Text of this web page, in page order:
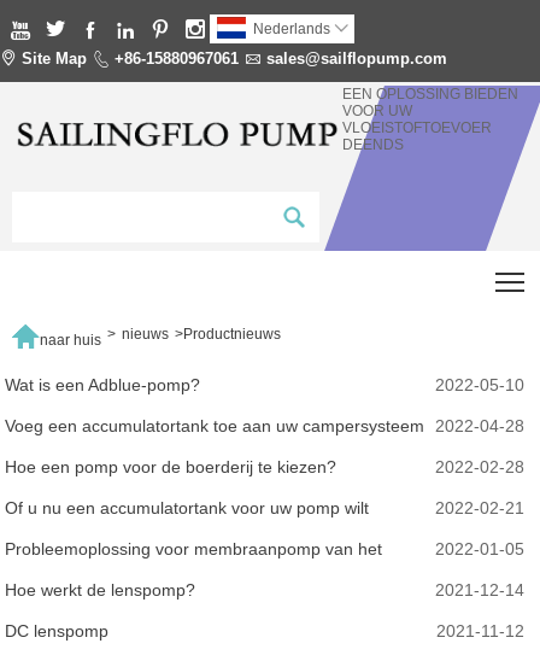
      Nederlands 
 Site Map  +86-15880967061  sales@sailflopump.com
EEN OPLOSSING BIEDEN
VOOR UW
VLOEISTOFTOEVOER
DEENDS
naar huis > nieuws >Productnieuws
Wat is een Adblue-pomp? 2022-05-10
Voeg een accumulatortank toe aan uw campersysteem 2022-04-28
Hoe een pomp voor de boerderij te kiezen? 2022-02-28
Of u nu een accumulatortank voor uw pomp wilt
toevoegen:
2022-02-21
Probleemoplossing voor membraanpomp van het
vraagtype
2022-01-05
Hoe werkt de lenspomp? 2021-12-14
DC lenspomp 2021-11-12